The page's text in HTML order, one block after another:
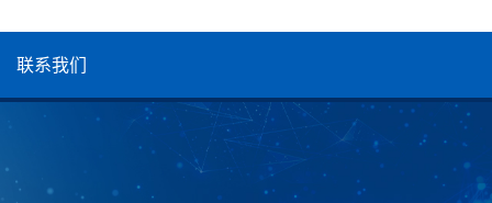
联系我们